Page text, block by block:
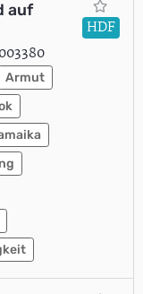
auf
Armut
HDF